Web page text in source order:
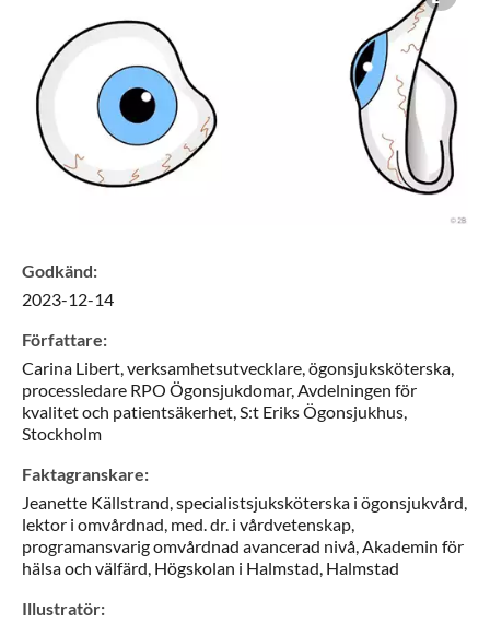
Godkänd:
2023-12-14
Författare:
Carina Libert,verksamhetsutvecklare, ögonsjuksköterska,
processledare RPO Ögonsjukdomar,Avdelningen för
kvalitet och patientsäkerhet, S:t Eriks Ögonsjukhus,
Stockholm
Faktagranskare:
Jeanette Källstrand,specialistsjuksköterska i ögonsjukvård,
lektor i omvårdnad, med. dr. i vårdvetenskap,
programansvarig omvårdnad avancerad nivå,Akademin för
hälsa och välfärd, Högskolan i Halmstad, Halmstad
Illustratör: